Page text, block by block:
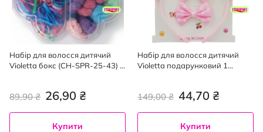
Набір для волосся дитячий
Violetta бокс (CH-SPR-25-43) 1
26,90 ₴
89,90 ₴
Купити
Набір для волосся дитячий
Violetta подарунковий 1
44,70 ₴
149,00 ₴
Купити